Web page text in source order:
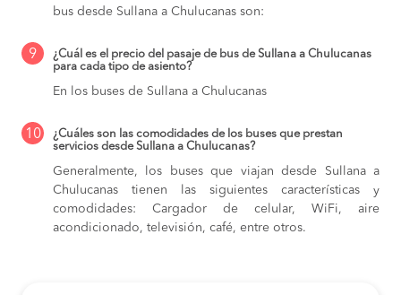
bus desde Sullana a Chulucanas son:
9
¿Cuál es el precio del pasaje de bus de Sullana a Chulucanas
para cada tipo de asiento?
En los buses de Sullana a Chulucanas
10
¿Cuáles son las comodidades de los buses que prestan
servicios desde Sullana a Chulucanas?
Generalmente, los buses que viajan desde Sullana a
Chulucanas tienen las siguientes características y
comodidades: Cargador de celular, WiFi, aire
acondicionado, televisión, café, entre otros.